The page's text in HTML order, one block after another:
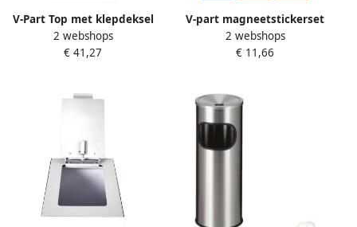
V-Part Top met klepdeksel
voor modulaire
afvalscheidingsunit 60 liter
2 webshops
€ 41,27
V-part magneetstickerset
pak van 6 stuks
geassorteerd
2 webshops
€ 11,66